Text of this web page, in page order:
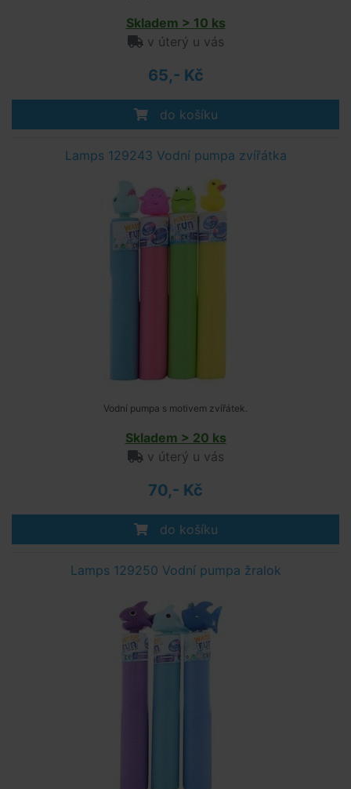
Skladem > 10 ks
v úterý u vás
65,- Kč
do košíku
Lamps 129243 Vodní pumpa zvířátka
Vodní pumpa s motivem zvířátek.
Skladem > 20 ks
v úterý u vás
70,- Kč
do košíku
Lamps 129250 Vodní pumpa žralok